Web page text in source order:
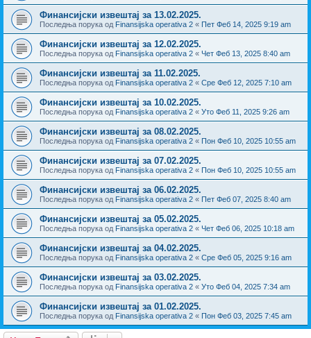
Финансијски извештај за 13.02.2025.
Последња порука од Finansijska operativa 2 « Пет Феб 14, 2025 9:19 am
Финансијски извештај за 12.02.2025.
Последња порука од Finansijska operativa 2 « Чет Феб 13, 2025 8:40 am
Финансијски извештај за 11.02.2025.
Последња порука од Finansijska operativa 2 « Сре Феб 12, 2025 7:10 am
Финансијски извештај за 10.02.2025.
Последња порука од Finansijska operativa 2 « Уто Феб 11, 2025 9:26 am
Финансијски извештај за 08.02.2025.
Последња порука од Finansijska operativa 2 « Пон Феб 10, 2025 10:55 am
Финансијски извештај за 07.02.2025.
Последња порука од Finansijska operativa 2 « Пон Феб 10, 2025 10:55 am
Финансијски извештај за 06.02.2025.
Последња порука од Finansijska operativa 2 « Пет Феб 07, 2025 8:40 am
Финансијски извештај за 05.02.2025.
Последња порука од Finansijska operativa 2 « Чет Феб 06, 2025 10:18 am
Финансијски извештај за 04.02.2025.
Последња порука од Finansijska operativa 2 « Сре Феб 05, 2025 9:16 am
Финансијски извештај за 03.02.2025.
Последња порука од Finansijska operativa 2 « Уто Феб 04, 2025 7:34 am
Финансијски извештај за 01.02.2025.
Последња порука од Finansijska operativa 2 « Пон Феб 03, 2025 7:45 am